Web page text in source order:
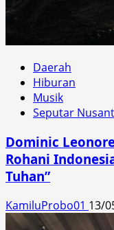
Daerah
Hiburan
Musik
Seputar
Dominic
Rohani
Tuhan”
KamiluProbo01 13/